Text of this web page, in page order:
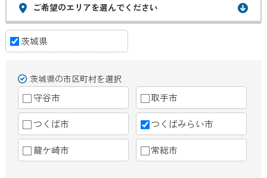
ご希望のエリアを選んでください
茨城県
茨城県の市区町村を選択
守谷市 取手市
つくば市 つくばみらい市
龍ケ崎市 常総市